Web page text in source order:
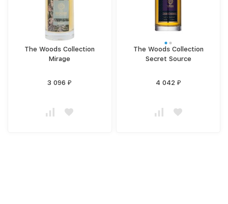
The Woods Collection
Mirage
3 096₽
The Woods Collection
Secret Source
4 042 ₽